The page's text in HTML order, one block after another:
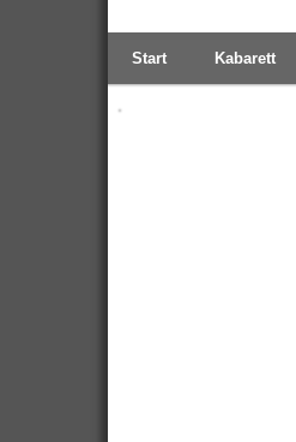
Start Kabarett